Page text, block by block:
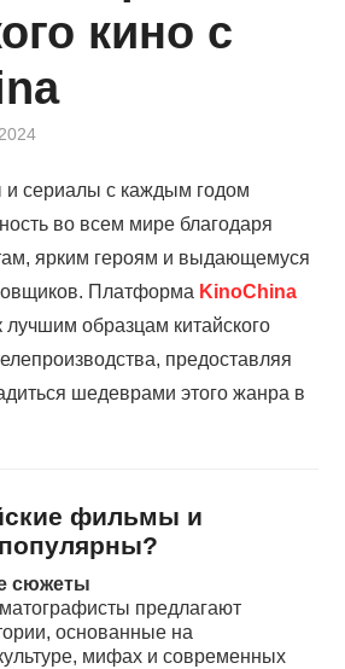
кино с
и сериалы с каждым годом
во всем мире благодаря
ярким героям и выдающемуся
Платформа KinoChina
лучшим образцам китайского
предоставляя
шедеврами этого жанра в
фильмы и
сюжеты
предлагают
основанные на
мифах и современных